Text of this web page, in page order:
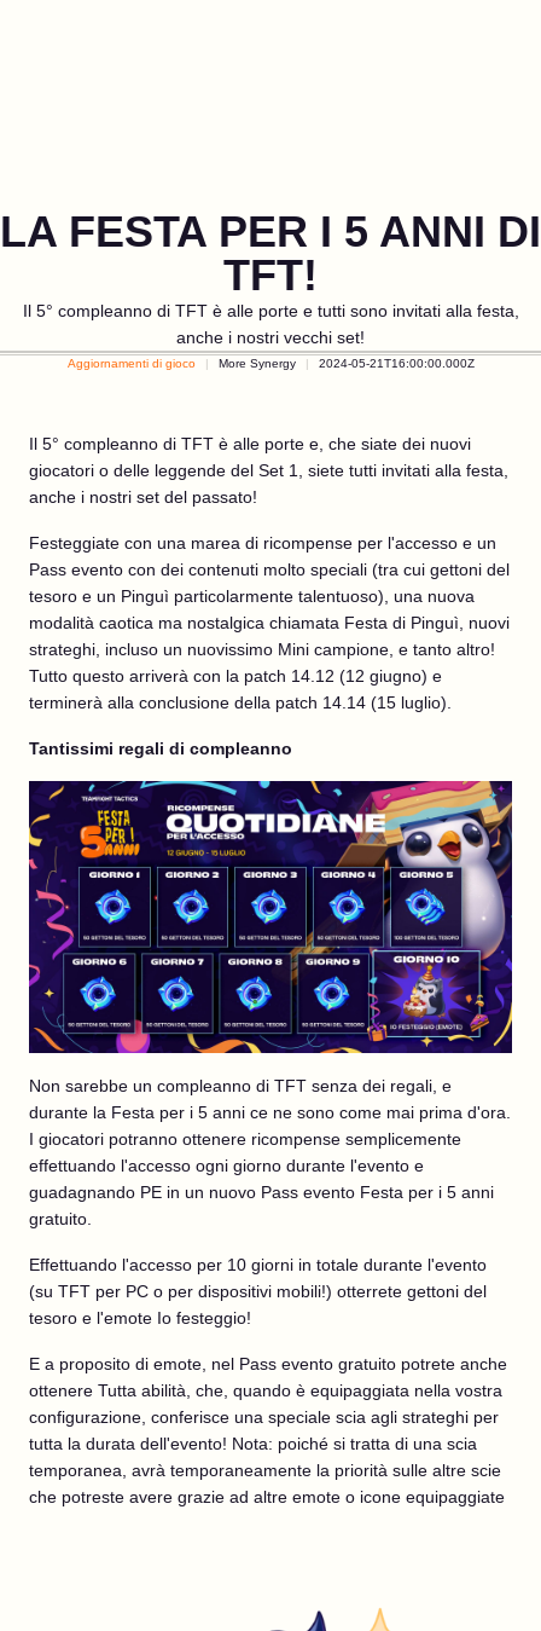
LA FESTA PER I 5 ANNI DI
TFT!
Il 5° compleanno di TFT è alle porte e tutti sono invitati alla festa,
anche i nostri vecchi set!
Aggiornamenti di gioco More Synergy 2024-05-21T16:00:00.000Z
Il 5° compleanno di TFT è alle porte e, che siate dei nuovi
giocatori o delle leggende del Set 1, siete tutti invitati alla festa,
anche i nostri set del passato!
Festeggiate con una marea di ricompense per l'accesso e un
Pass evento con dei contenuti molto speciali (tra cui gettoni del
tesoro e un Pinguì particolarmente talentuoso), una nuova
modalità caotica ma nostalgica chiamata Festa di Pinguì, nuovi
strateghi, incluso un nuovissimo Mini campione, e tanto altro!
Tutto questo arriverà con la patch 14.12 (12 giugno) e
terminerà alla conclusione della patch 14.14 (15 luglio).
Tantissimi regali di compleanno
Non sarebbe un compleanno di TFT senza dei regali, e
durante la Festa per i 5 anni ce ne sono come mai prima d'ora.
I giocatori potranno ottenere ricompense semplicemente
effettuando l'accesso ogni giorno durante l'evento e
guadagnando PE in un nuovo Pass evento Festa per i 5 anni
gratuito.
Effettuando l'accesso per 10 giorni in totale durante l'evento
(su TFT per PC o per dispositivi mobili!) otterrete gettoni del
tesoro e l'emote Io festeggio!
E a proposito di emote, nel Pass evento gratuito potrete anche
ottenere Tutta abilità, che, quando è equipaggiata nella vostra
configurazione, conferisce una speciale scia agli strateghi per
tutta la durata dell'evento! Nota: poiché si tratta di una scia
temporanea, avrà temporaneamente la priorità sulle altre scie
che potreste avere grazie ad altre emote o icone equipaggiate